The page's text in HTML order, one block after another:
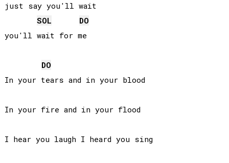
just say you'll wait
SOL
DO
you'll wait for me
DO
In your tears and in your blood
In your fire and in your flood
I hear you laugh I heard you sing